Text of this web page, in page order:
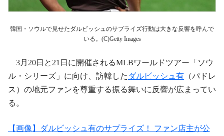
韓国・ソウルで見せたダルビッシュのサプライズ行動は大きな反響を呼んで
いる。(C)Getty Images
3月20日と21日に開催されるMLBワールドツアー「ソウ
ル・シリーズ」に向け、訪韓した ダルビッシュ有 （パドレ
ス）の地元ファンを尊重する振る舞いに反響が広まってい
る。
【画像】ダルビッシュ有のサプライズ！ ファン店主が公